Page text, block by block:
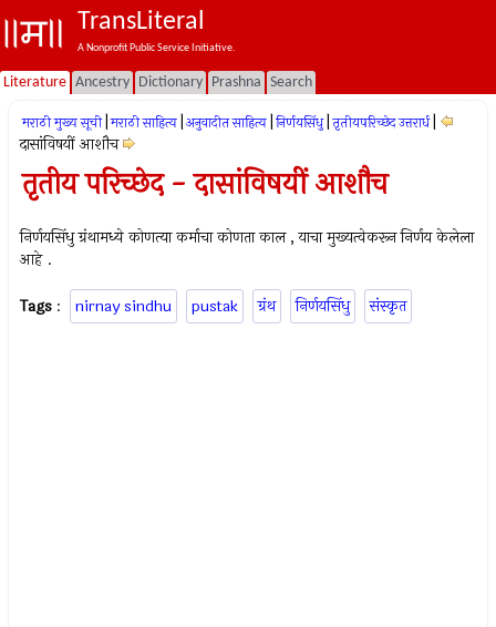
TransLiteral
A Nonprofit Public Service Initiative.
Literature Ancestry Dictionary Prashna Search
मराठी मुख्य सूची मराठी साहित्य अनुवादीत साहित्य निर्णयसिंधु तृतीयपरिच्छेद उत्तरार्ध
दासांविषयीं आशौच
तृतीय परिच्छेद - दासांविषयीं आशौच
निर्णयसिंधु ग्रंथामध्ये कोणत्या कर्माचा कोणता काल , याचा मुख्यत्वेकरून निर्णय केलेला
आहे .
Tags : nirnay sindhu pustak ग्रंथ निर्णयसिंधु संस्कृत